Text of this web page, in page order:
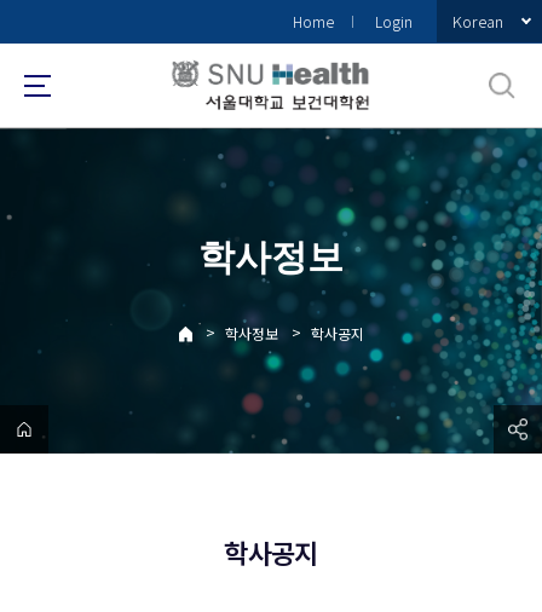
로
메
Home Login Korean
학사정보
> 학사정보 > 학사공지
학사공지